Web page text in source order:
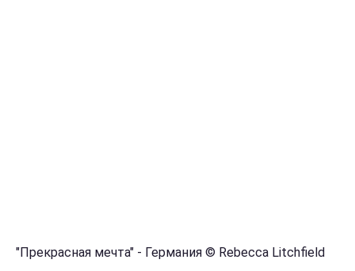
"Прекрасная мечта" - Германия © Rebecca Litchfield